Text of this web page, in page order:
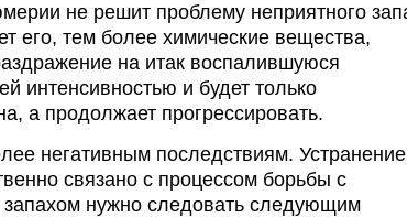
не решит проблему неприятного
его, тем более химические вещества,
на итак воспалившуюся
интенсивностью и будет только
а продолжает прогрессировать.
негативным последствиям. Устранение
связано с процессом борьбы с
нужно следовать следующим